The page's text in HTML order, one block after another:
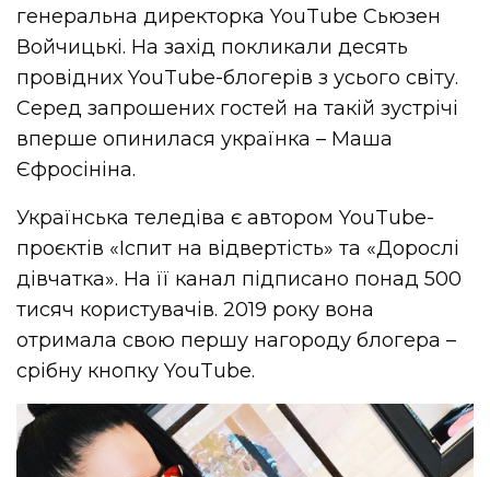
генеральна директорка YouTube Сьюзен
Войчицькі. На захід покликали десять
провідних YouTube-блогерів з усього світу.
Серед запрошених гостей на такій зустрічі
вперше опинилася українка – Маша
Єфросініна.
Українська теледіва є автором YouTube-
проєктів «Іспит на відвертість» та «Дорослі
дівчатка». На її канал підписано понад 500
тисяч користувачів. 2019 року вона
отримала свою першу нагороду блогера –
срібну кнопку YouTube.